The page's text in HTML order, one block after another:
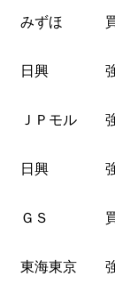
ほ
興
Ｐモ
興
Ｓ
海東